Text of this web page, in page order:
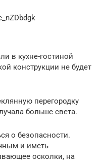
в кухне-гостиной
конструкции не будет
перегородку
больше света.
о безопасности.
и иметь
осколки, на